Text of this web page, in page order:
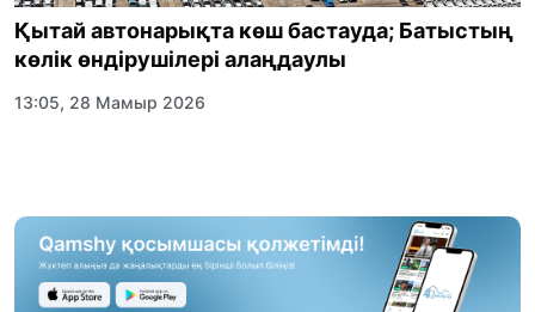
Қытай автонарықта көш бастауда; Батыстың
көлік өндірушілері алаңдаулы
13:05, 28 Мамыр 2026